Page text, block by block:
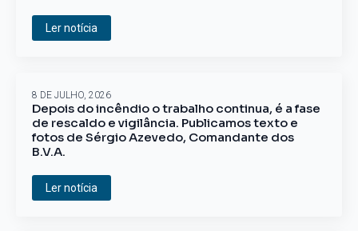
Ler notícia
Depois do incêndio o trabalho continua, é a fase
de rescaldo e vigilância. Publicamos texto e
fotos de Sérgio Azevedo, Comandante dos
B.V.A.
8 DE JULHO, 2026
Ler notícia